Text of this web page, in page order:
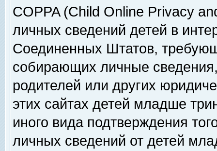
COPPA (Child Online Privacy
личных сведений детей в
Соединенных Штатов,
собирающих личные
родителей или других
этих сайтах детей младше
иного вида подтверждения
личных сведений от детей